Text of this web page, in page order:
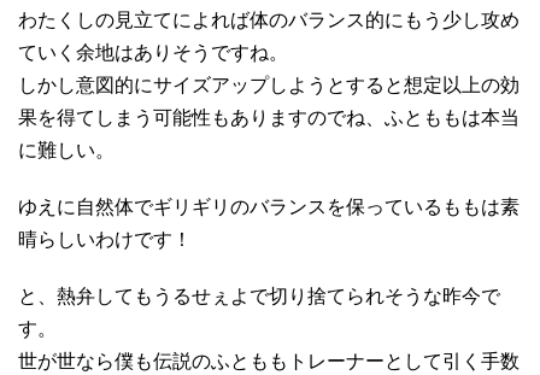
わたくしの見立てによれば体のバランス的にもう少し攻め
ていく余地はありそうですね。
しかし意図的にサイズアップしようとすると想定以上の効
果を得てしまう可能性もありますのでね、ふとももは本当
に難しい。
ゆえに自然体でギリギリのバランスを保っているももは素
晴らしいわけです！
と、熱弁してもうるせぇよで切り捨てられそうな昨今で
す。
世が世なら僕も伝説のふとももトレーナーとして引く手数